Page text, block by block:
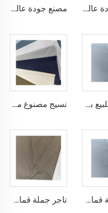
مصنع جودة عالية قماش تويل TR، مجموعة روب رجالية الشرق الأوسط، قماش قميص خفيف الوزن مصنع جودة عالية قماش تويل TR ملون، مجموعة روب رجالية الشرق الأوسط، قماش قميص خفيف الوزن
معروض للبيع بسعر منخفض قماش ثوب عربي لثوب أربعة قطع قميص وسروال، قماش بوليستر تويبو ميكرو فايبر نسيج مصنوع من الألياف الدقيقة البلاستيكية Toyobo بقياس 100T نسيج عادي
تاجر جملة قماش الألياف الدقيقة للرجال قماش بوليستر مجوف قماش toyobo قميص ثوب عربي تاجر جملة قماش الثوب العربي للرجال قماش بوليستر مجوف قماش toyobo قميص ثوب عربي